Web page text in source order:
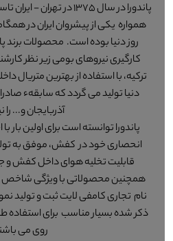
پاندورا در سال 1375 در
همواره یکی از پیشروان ایران در
روز دنیا بوده است. محصولات برند
کارگیری نیروهای بومی زیر نظر
ترکیه، با استفاده از بهترین متریال
دنیا تولید می گردد که سابقهء
آذربایجان و... را
پاندورا توانسته است برای اولین بار
انحصاری خود در کفش، موفق به
قابلیت تخلیه هوای داخل کفش و
همچنین محصولاتی با ویژگی شاخص
نام تجاری کامفی لایت ثبت و تولید
ذکر شده بسیار مناسب برای استفاده
روی می